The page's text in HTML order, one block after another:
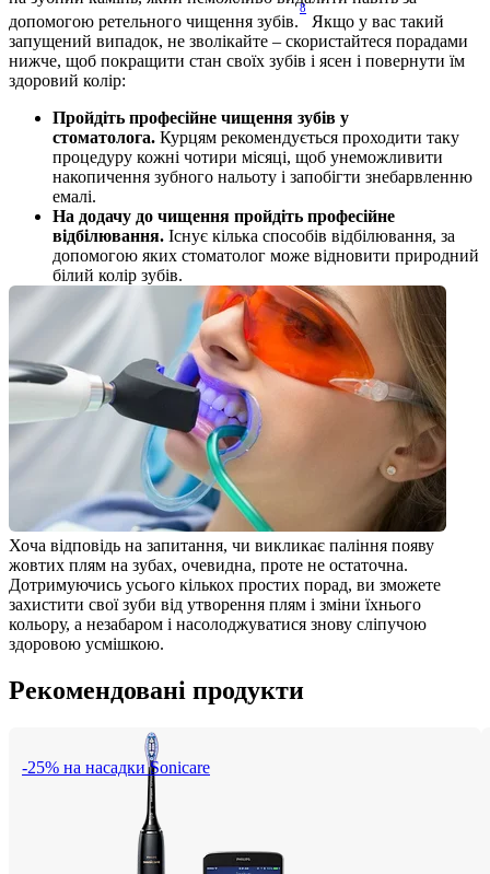
допомогою ретельного чищення зубів.
8
Якщо у вас такий
запущений випадок, не зволікайте – скористайтеся порадами
нижче, щоб покращити стан своїх зубів і ясен і повернути їм
здоровий колір:
Пройдіть професійне чищення зубів у
стоматолога. Курцям рекомендується проходити таку
процедуру кожні чотири місяці, щоб унеможливити
накопичення зубного нальоту і запобігти знебарвленню
емалі.
На додачу до чищення пройдіть професійне
відбілювання. Існує кілька способів відбілювання, за
допомогою яких стоматолог може відновити природний
білий колір зубів.
Хоча відповідь на запитання, чи викликає паління появу
жовтих плям на зубах, очевидна, проте не остаточна.
Дотримуючись усього кількох простих порад, ви зможете
захистити свої зуби від утворення плям і зміни їхнього
кольору, а незабаром і насолоджуватися знову сліпучою
здоровою усмішкою.
Рекомендовані продукти
-25% на насадки Sonicare